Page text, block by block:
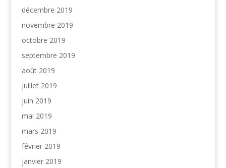
décembre 2019
novembre 2019
octobre 2019
septembre 2019
août 2019
juillet 2019
juin 2019
mai 2019
mars 2019
février 2019
janvier 2019